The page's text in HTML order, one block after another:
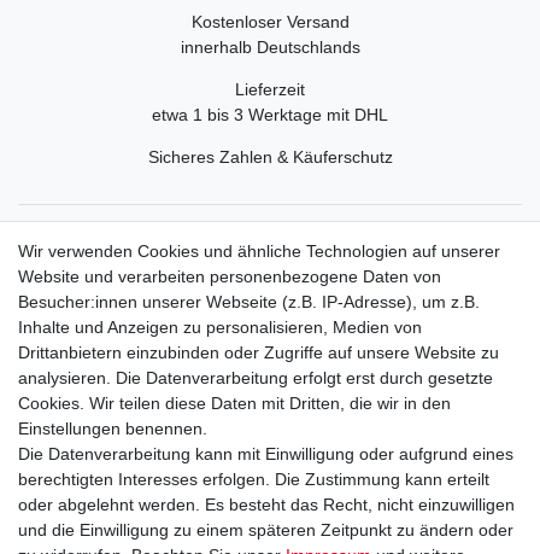
Kostenloser Versand
innerhalb Deutschlands
Lieferzeit
etwa 1 bis 3 Werktage mit DHL
Sicheres Zahlen & Käuferschutz
Rechtliche Informationen
Widerrufsrecht
Widerrufsformular
Datenschutzerklärung
AGB
Impressum
Vertrag widerrufen Kontakt
Wir verwenden Cookies und ähnliche Technologien auf unserer
Website und verarbeiten personenbezogene Daten von
Besucher:innen unserer Webseite (z.B. IP-Adresse), um z.B.
Inhalte und Anzeigen zu personalisieren, Medien von
Drittanbietern einzubinden oder Zugriffe auf unsere Website zu
analysieren. Die Datenverarbeitung erfolgt erst durch gesetzte
Cookies. Wir teilen diese Daten mit Dritten, die wir in den
Einstellungen benennen.
Die Datenverarbeitung kann mit Einwilligung oder aufgrund eines
berechtigten Interesses erfolgen. Die Zustimmung kann erteilt
oder abgelehnt werden. Es besteht das Recht, nicht einzuwilligen
und die Einwilligung zu einem späteren Zeitpunkt zu ändern oder